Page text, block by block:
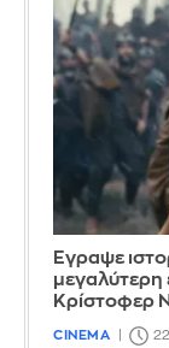
Έγραψε
μεγαλύτερη
Κρίστοφερ
CINEMA